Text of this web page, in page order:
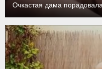
Очкастая дама